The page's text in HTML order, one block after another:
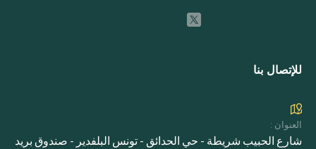
للإتصال بنا
العنوان :
شارع الحبيب شريطة - حي الحدائق - تونس البلفدير - صندوق بريد